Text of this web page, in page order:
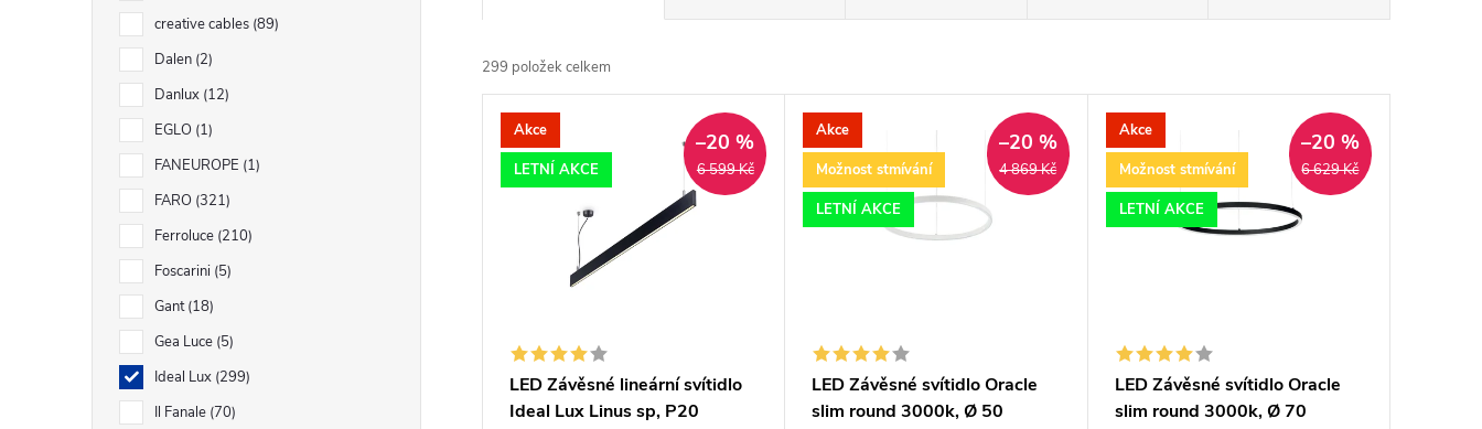
creative cables 89
Dalen 2
Danlux 12
EGLO 1
FANEUROPE 1
FARO 321
Ferroluce 210
Foscarini 5
Gant 18
Gea Luce 5
Ideal Lux 299
Il Fanale 70
a
z
e
n
299 položek celkem
V
ý
Akce
LETNÍ AKCE
6 599 Kč
–20 %
LED Závěsné lineární svítidlo
Ideal Lux Linus sp, P20
Akce
Možnost stmívání
LETNÍ AKCE
4 869 Kč
–20 %
LED Závěsné svítidlo Oracle
slim round 3000k, Ø 50
Akce
Možnost stmívání
LETNÍ AKCE
6 629 Kč
–20 %
LED Závěsné svítidlo Oracle
slim round 3000k, Ø 70